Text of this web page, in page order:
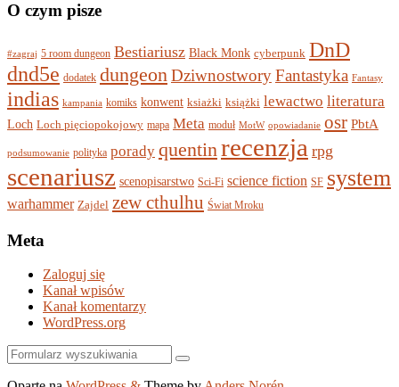
O czym pisze
#zagraj 5 room dungeon Bestiariusz Black Monk cyberpunk DnD
dnd5e dodatek dungeonDziwnostworyFantastyka Fantasy
indias kampania komiks konwent ksiażki książki lewactwo literatura
Loch Loch pięciopokojowy mapa Meta moduł MotW opowiadanie osr PbtA
podsumowanie polityka porady quentin recenzja rpg
scenariusz scenopisarstwo Sci-Fi science fiction SF system
warhammer Zajdel zew cthulhu Świat Mroku
Meta
Zaloguj się
Kanał wpisów
Kanał komentarzy
WordPress.org
Szukaj